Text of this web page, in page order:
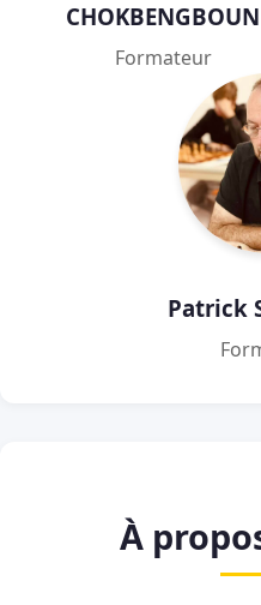
CHOKBENGBOUN
Formateur
Patrick
À